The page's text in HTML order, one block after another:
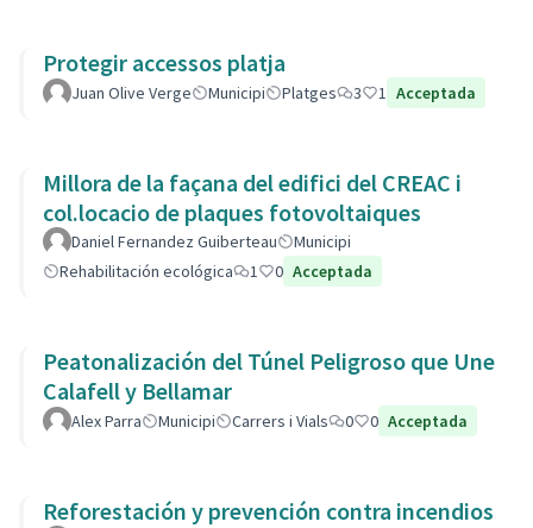
Protegir accessos platja
Juan Olive Verge Municipi Platges 3 1 Acceptada
Millora de la façana del edifici del CREAC i
col.locacio de plaques fotovoltaiques
Daniel Fernandez Guiberteau
Municipi
Rehabilitación ecológica
1 0 Acceptada
Peatonalización del Túnel Peligroso que Une
Calafell y Bellamar
Alex Parra Municipi Carrers i Vials 0 0 Acceptada
Reforestación y prevención contra incendios